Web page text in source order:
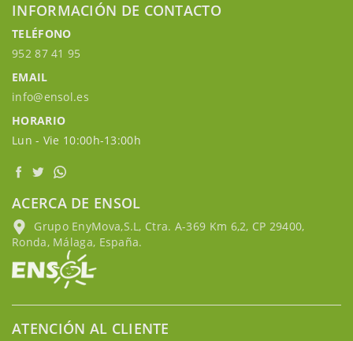
INFORMACIÓN DE CONTACTO
TELÉFONO
952 87 41 95
EMAIL
info@ensol.es
HORARIO
Lun - Vie 10:00h-13:00h
ACERCA DE ENSOL
Grupo EnyMova,S.L, Ctra. A-369 Km 6,2, CP 29400,
Ronda, Málaga, España.
ATENCIÓN AL CLIENTE